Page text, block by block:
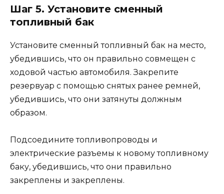
Шаг 5. Установите сменный
топливный бак
Установите сменный топливный бак на место,
убедившись, что он правильно совмещен с
ходовой частью автомобиля. Закрепите
резервуар с помощью снятых ранее ремней,
убедившись, что они затянуты должным
образом.
Подсоедините топливопроводы и
электрические разъемы к новому топливному
баку, убедившись, что они правильно
закреплены и закреплены.